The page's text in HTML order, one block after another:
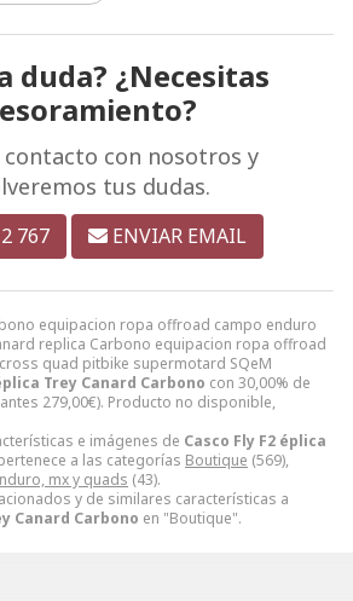
equipacion ropa offroad campo enduro
replica Carbono equipacion ropa offroad
quad pitbike supermotard SQeM
Trey Canard Carbono con 30,00% de
279,00€). Producto no disponible,
e imágenes de Casco Fly F2 éplica
a las categorías Boutique (569),
mx y quads (43).
y de similares características a
Canard Carbono en "Boutique".
duda? ¿Necesitas
contacto con nosotros y
tus dudas.
767 ENVIAR EMAIL